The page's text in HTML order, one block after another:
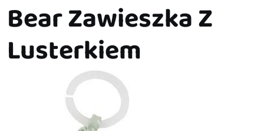
Bear Zawieszka Z
Lusterkiem